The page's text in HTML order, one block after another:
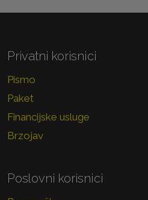
Privatni korisnici
Pismo
Paket
Financijske usluge
Brzojav
Poslovni korisnici